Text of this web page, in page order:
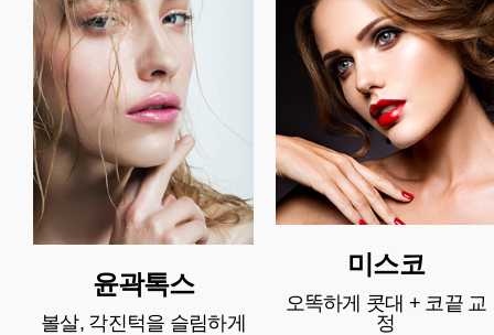
윤곽톡스
볼살, 각진턱을 슬림하게
미스코
오똑하게 콧대 + 코끝 교
정